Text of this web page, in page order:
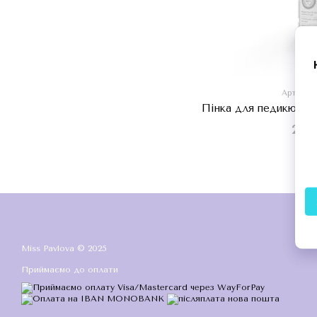
Артикул:
Пінка для педикюру
220
Miss Pavlova © 2025
Приймаємо до оплати